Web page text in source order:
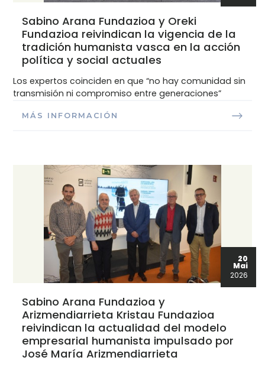
Sabino Arana Fundazioa y Oreki
Fundazioa reivindican la vigencia de la
tradición humanista vasca en la acción
política y social actuales
Los expertos coinciden en que “no hay comunidad sin
transmisión ni compromiso entre generaciones”
MÁS INFORMACIÓN
20
Mai
2026
Sabino Arana Fundazioa y
Arizmendiarrieta Kristau Fundazioa
reivindican la actualidad del modelo
empresarial humanista impulsado por
José María Arizmendiarrieta